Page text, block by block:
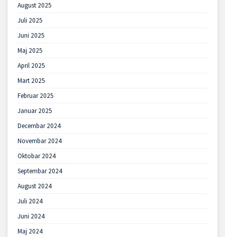
August 2025
Juli 2025
Juni 2025
Maj 2025
April 2025
Mart 2025
Februar 2025
Januar 2025
Decembar 2024
Novembar 2024
Oktobar 2024
Septembar 2024
August 2024
Juli 2024
Juni 2024
Maj 2024